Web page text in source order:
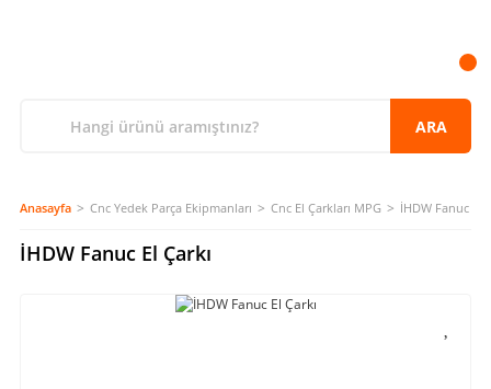
ARA
Anasayfa Cnc Yedek Parça Ekipmanları Cnc El Çarkları MPG İHDW Fanuc El
İHDW Fanuc El Çarkı